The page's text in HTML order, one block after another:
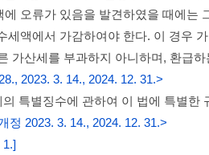
에 오류가 있음을 발견하였을 때에는
세액에서 가감하여야 한다. 이 경우
가산세를 부과하지 아니하며, 환급
2023. 3. 14., 2024. 12. 31.>
특별징수에 관하여 이 법에 특별한
정 2023. 3. 14., 2024. 12. 31.>